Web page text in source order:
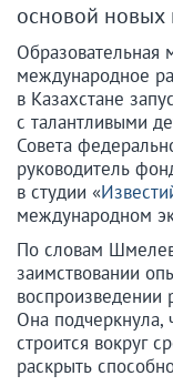
основой новых
Образовательная
международное
в Казахстане
с талантливыми
Совета
руководитель
в студии «
международном
По словам
заимствовании
воспроизведении
Она подчеркнула,
строится вокруг
раскрыть